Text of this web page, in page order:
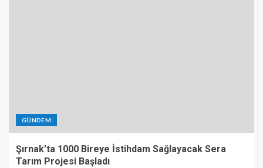
GÜNDEM
Şırnak’ta 1000 Bireye İstihdam Sağlayacak Sera
Tarım Projesi Başladı